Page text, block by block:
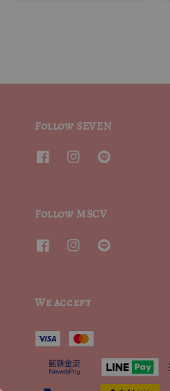
Follow SEVEN
Follow MSCV
We accept